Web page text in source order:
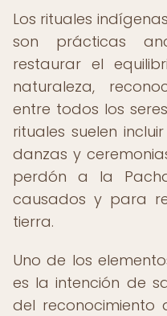
Los rituales
son prácticas
restaurar el
naturaleza,
entre todos los
rituales suelen
danzas y
perdón a la
causados y para
tierra.
Uno de los
es la intención de
del